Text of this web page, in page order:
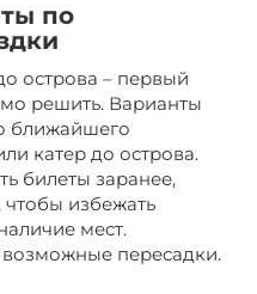
по
острова – первый
решить. Варианты
ближайшего
катер до острова.
билеты заранее,
избежать
мест.
пересадки.